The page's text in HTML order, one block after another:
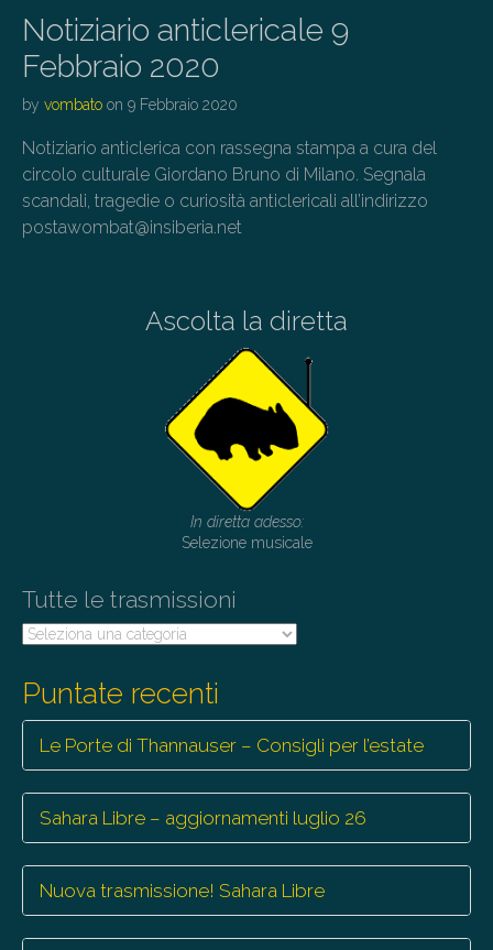
Notiziario anticlericale 9
Febbraio 2020
by vombato on 9 Febbraio 2020
Notiziario anticlerica con rassegna stampa a cura del
circolo culturale Giordano Bruno di Milano. Segnala
scandali, tragedie o curiosità anticlericali all’indirizzo
postawombat@insiberia.net
Ascolta la diretta
In diretta adesso:
Selezione musicale
Tutte le trasmissioni
Tutte
Puntate recenti
Le Porte di Thannauser – Consigli per l’estate
Sahara Libre – aggiornamenti luglio 26
Nuova trasmissione! Sahara Libre